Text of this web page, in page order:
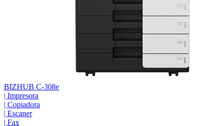
BIZHUB C-308e
| Impresora
| Copiadora
| Escaner
| Fax